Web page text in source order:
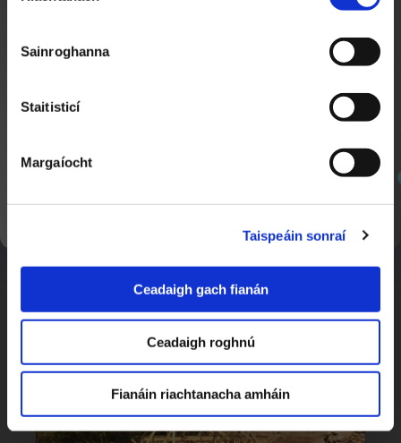
Sainroghanna
Staitisticí
Margaíocht
Taispeáin sonraí
Ceadaigh gach fianán
Ceadaigh roghnú
Fianáin riachtanacha amháin
Nuacht TG4
2:30
Bóthar Chois Fharraige